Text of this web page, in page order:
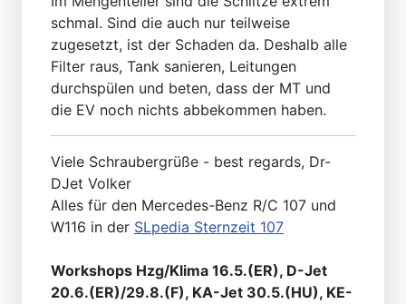
schmal. Sind die auch nur teilweise
zugesetzt, ist der Schaden da. Deshalb alle
Filter raus, Tank sanieren, Leitungen
durchspülen und beten, dass der MT und
die EV noch nichts abbekommen haben.
Viele Schraubergrüße - best regards, Dr-
DJet Volker
Alles für den Mercedes-Benz R/C 107 und
W116 in der SLpedia Sternzeit 107
Workshops Hzg/Klima 16.5.(ER), D-Jet
20.6.(ER)/29.8.(F), KA-Jet 30.5.(HU), KE-